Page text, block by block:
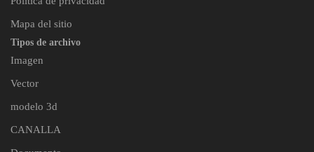
Mapa del sitio
Tipos de archivo
Imagen
Vector
modelo 3d
CANALLA